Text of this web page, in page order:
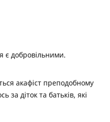
є добровільними.
акафіст преподобному
за діток та батьків, які